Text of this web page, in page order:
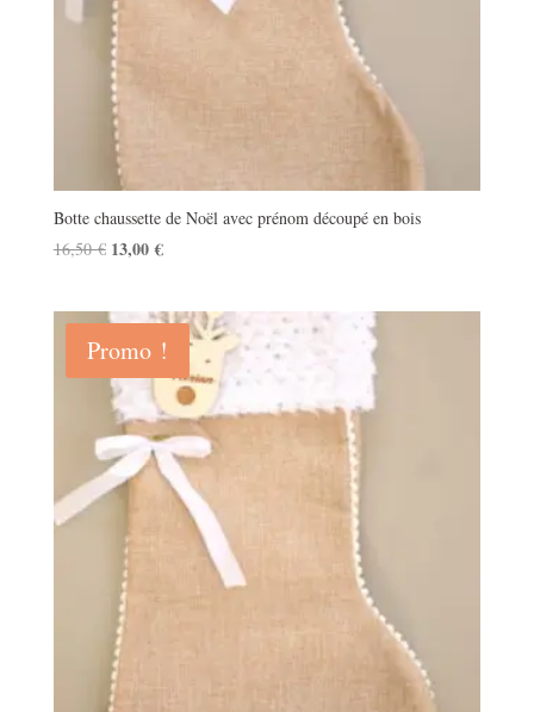
Botte chaussette de Noël avec prénom découpé en bois
16,50€ Le
était :
16,50 €.
13,00€Le
est :
13,00 €.
Promo !